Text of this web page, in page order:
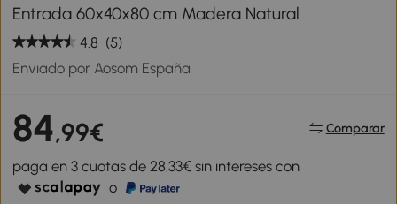
Entrada 60x40x80 cm Madera Natural
4.8 (5)
Enviado por Aosom España
84,99€ Comparar
paga en 3 cuotas de 28,33€ sin intereses con
o